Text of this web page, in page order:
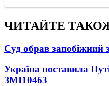
ЧИТАЙТЕ
Суд обрав запобіжний
Україна поставила
ЗМІ10463